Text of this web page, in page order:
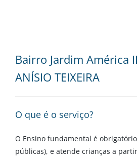
Bairro Jardim América
ANÍSIO TEIXEIRA
O que é o serviço?
O Ensino fundamental é
públicas), e atende crianças a